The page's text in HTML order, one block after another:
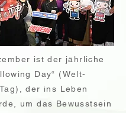
ist der jährliche
Day“ (Welt-
der ins Leben
um das Bewusstsein